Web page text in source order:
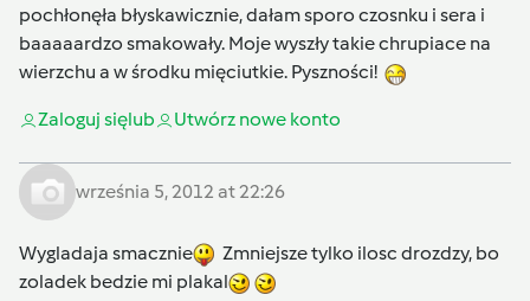
pochłonęła błyskawicznie, dałam sporo czosnku i sera i
baaaaardzo smakowały. Moje wyszły takie chrupiace na
wierzchu a w środku mięciutkie. Pyszności!
Zaloguj sięlub Utwórz nowe konto
września 5, 2012 at 22:26
Wygladaja smacznie
Zmniejsze tylko ilosc drozdzy, bo
zoladek bedzie mi plakal